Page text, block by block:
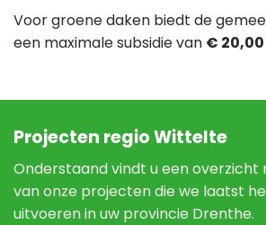
Voor groene daken biedt de
een maximale subsidie van € 20,00
Projecten regio Wittelte
Onderstaand vindt u een
van onze projecten die we laatst
uitvoeren in uw provincie Drenthe.